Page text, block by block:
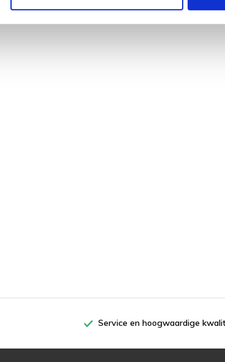
Service en hoogwaardige